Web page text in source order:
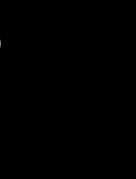
disponible